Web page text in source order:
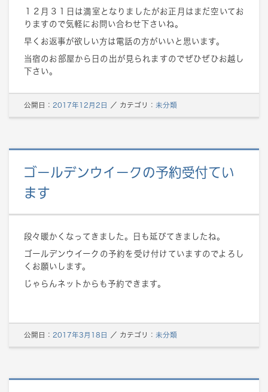
１２月３１日は満室となりましたがお正月はまだ空いてお
りますので気軽にお問い合わせ下さいね。
早くお返事が欲しい方は電話の方がいいと思います。
当宿のお部屋から日の出が見られますのでぜひぜひお越し
下さい。
公開日： 2017年12月2日 ／ カテゴリ： 未分類
ゴールデンウイークの予約受付てい
ます
段々暖かくなってきました。日も延びてきましたね。
ゴールデンウイークの予約を受け付けていますのでよろし
くお願いします。
じゃらんネットからも予約できます。
公開日： 2017年3月18日 ／ カテゴリ： 未分類